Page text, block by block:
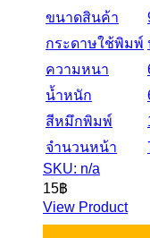
ขนาดสินค้า
กระดาษใช้พิมพ์
ความหนา
น้ำหนัก
สีหมึกพิมพ์
จำนวนหน้า
SKU: n/a
15฿
View Product